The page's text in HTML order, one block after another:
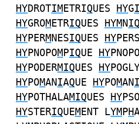
HYDROTIMETRIQUES HYGI
HYGROMETRIQUES HYMNIQ
HYPERMNESIQUES HY
HYPNOPOMPIQUE HYPNOPO
HYPODERMIQUES HY
HYPOMANIAQUE HYPOMANI
HYPOTHALAMIQUES HYPSO
HYSTERIQUEMENT LYMPH